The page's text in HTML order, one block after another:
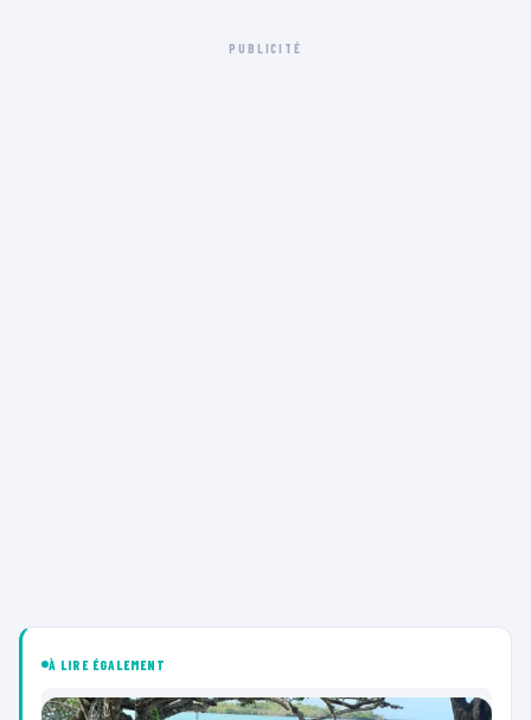
PUBLICITÉ
À LIRE ÉGALEMENT